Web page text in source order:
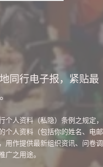
同行电子报，紧贴最
个人资料（私隐）条例之规定，
个人资料（包括你的姓名、电邮
用作提供最新组织资讯、问卷调
广之用途。